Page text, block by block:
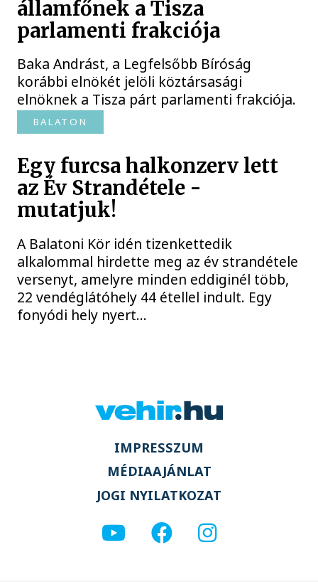
államfőnek a Tisza
parlamenti frakciója
Baka Andrást, a Legfelsőbb Bíróság
korábbi elnökét jelöli köztársasági
elnöknek a Tisza párt parlamenti frakciója.
BALATON
Egy furcsa halkonzerv lett
az Év Strandétele -
mutatjuk!
A Balatoni Kör idén tizenkettedik
alkalommal hirdette meg az év strandétele
versenyt, amelyre minden eddiginél több,
22 vendéglátóhely 44 étellel indult. Egy
fonyódi hely nyert...
IMPRESSZUM
MÉDIAAJÁNLAT
JOGI NYILATKOZAT